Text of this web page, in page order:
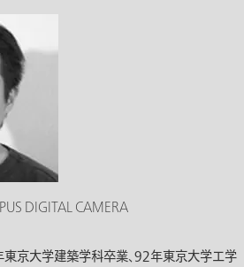
DIGITAL CAMERA
年東京大学建築学科卒業、９２年東京大学工学